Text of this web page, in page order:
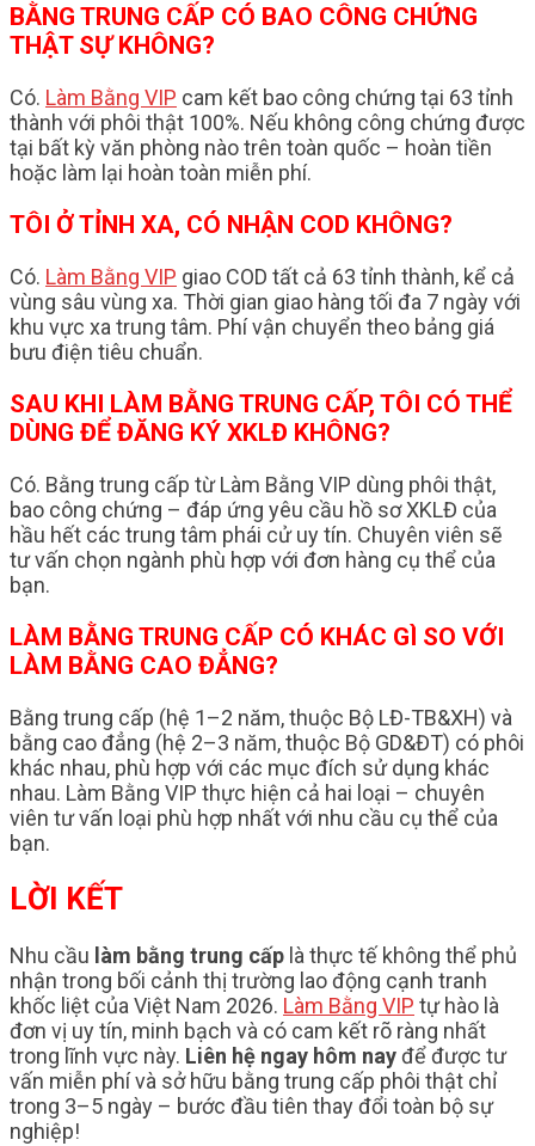
BẰNG TRUNG CẤP CÓ BAO CÔNG CHỨNG
THẬT SỰ KHÔNG?
Có. Làm Bằng VIP cam kết bao công chứng tại 63 tỉnh
thành với phôi thật 100%. Nếu không công chứng được
tại bất kỳ văn phòng nào trên toàn quốc – hoàn tiền
hoặc làm lại hoàn toàn miễn phí.
TÔI Ở TỈNH XA, CÓ NHẬN COD KHÔNG?
Có. Làm Bằng VIP giao COD tất cả 63 tỉnh thành, kể cả
vùng sâu vùng xa. Thời gian giao hàng tối đa 7 ngày với
khu vực xa trung tâm. Phí vận chuyển theo bảng giá
bưu điện tiêu chuẩn.
SAU KHI LÀM BẰNG TRUNG CẤP, TÔI CÓ THỂ
DÙNG ĐỂ ĐĂNG KÝ XKLĐ KHÔNG?
Có. Bằng trung cấp từ Làm Bằng VIP dùng phôi thật,
bao công chứng – đáp ứng yêu cầu hồ sơ XKLĐ của
hầu hết các trung tâm phái cử uy tín. Chuyên viên sẽ
tư vấn chọn ngành phù hợp với đơn hàng cụ thể của
bạn.
LÀM BẰNG TRUNG CẤP CÓ KHÁC GÌ SO VỚI
LÀM BẰNG CAO ĐẲNG?
Bằng trung cấp (hệ 1–2 năm, thuộc Bộ LĐ-TB&XH) và
bằng cao đẳng (hệ 2–3 năm, thuộc Bộ GD&ĐT) có phôi
khác nhau, phù hợp với các mục đích sử dụng khác
nhau. Làm Bằng VIP thực hiện cả hai loại – chuyên
viên tư vấn loại phù hợp nhất với nhu cầu cụ thể của
bạn.
LỜI KẾT
Nhu cầu làm bằng trung cấp là thực tế không thể phủ
nhận trong bối cảnh thị trường lao động cạnh tranh
khốc liệt của Việt Nam 2026. Làm Bằng VIP tự hào là
đơn vị uy tín, minh bạch và có cam kết rõ ràng nhất
trong lĩnh vực này. Liên hệ ngay hôm nayđể được tư
vấn miễn phí và sở hữu bằng trung cấp phôi thật chỉ
trong 3–5 ngày – bước đầu tiên thay đổi toàn bộ sự
nghiệp!